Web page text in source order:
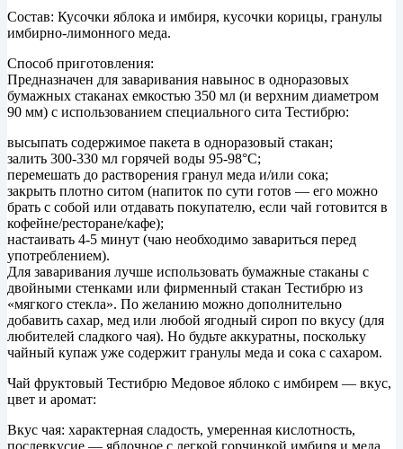
Состав: Кусочки яблока и имбиря, кусочки корицы, гранулы
имбирно-лимонного меда.
Способ приготовления:
Предназначен для заваривания навынос в одноразовых
бумажных стаканах емкостью 350 мл (и верхним диаметром
90 мм) с использованием специального сита Тестибрю:
высыпать содержимое пакета в одноразовый стакан;
залить 300-330 мл горячей воды 95-98°С;
перемешать до растворения гранул меда и/или сока;
закрыть плотно ситом (напиток по сути готов — его можно
брать с собой или отдавать покупателю, если чай готовится в
кофейне/ресторане/кафе);
настаивать 4-5 минут (чаю необходимо завариться перед
употреблением).
Для заваривания лучше использовать бумажные стаканы с
двойными стенками или фирменный стакан Тестибрю из
«мягкого стекла». По желанию можно дополнительно
добавить сахар, мед или любой ягодный сироп по вкусу (для
любителей сладкого чая). Но будьте аккуратны, поскольку
чайный купаж уже содержит гранулы меда и сока с сахаром.
Чай фруктовый Тестибрю Медовое яблоко с имбирем — вкус,
цвет и аромат:
Вкус чая: характерная сладость, умеренная кислотность,
послевкусие — яблочное с легкой горчинкой имбиря и меда.